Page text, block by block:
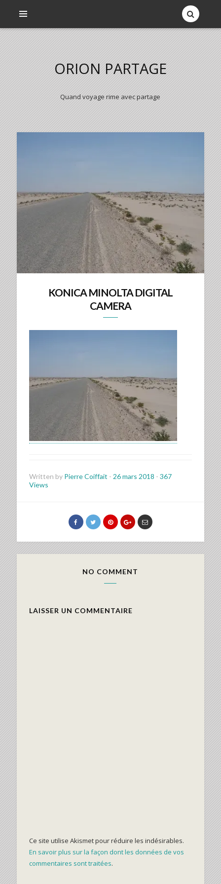
ORION PARTAGE
Quand voyage rime avec partage
KONICA MINOLTA DIGITAL
CAMERA
Written by Pierre Coiffait - 26 mars 2018 - 367
Views
NO COMMENT
LAISSER UN COMMENTAIRE
Ce site utilise Akismet pour réduire les indésirables.
En savoir plus sur la façon dont les données de vos
commentaires sont traitées.